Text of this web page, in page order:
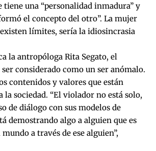
tiene una “personalidad inmadura” y
el concepto del otro”. La mujer
límites, sería la idiosincrasia
la antropóloga Rita Segato, el
considerado como un ser anómalo.
contenidos y valores que están
la sociedad. “El violador no está solo,
de diálogo con sus modelos de
demostrando algo a alguien que es
a través de ese alguien”,